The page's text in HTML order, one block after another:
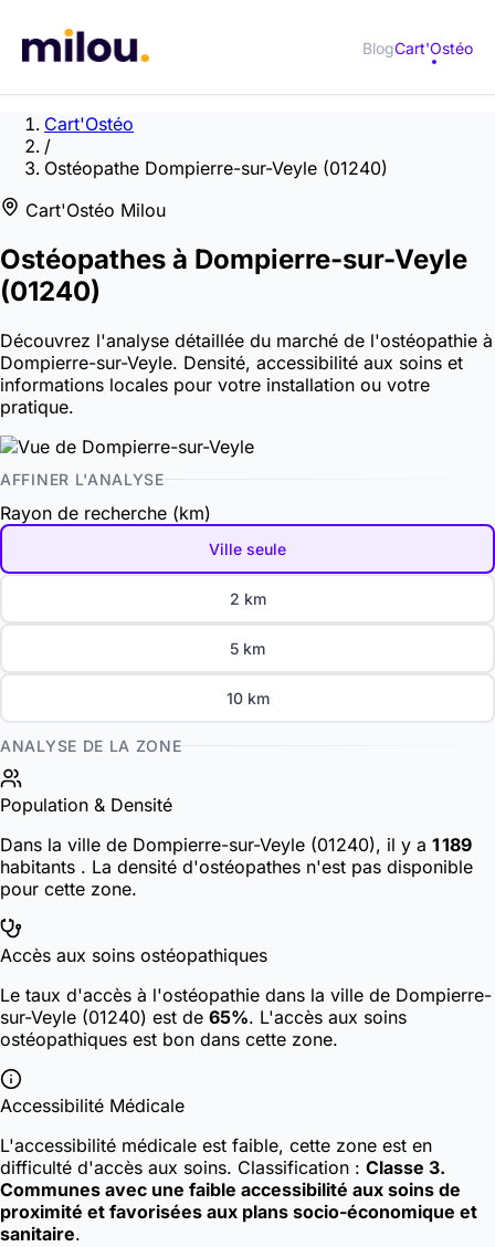
BlogCart'Ostéo
Cart'Ostéo
/
Ostéopathe Dompierre-sur-Veyle (01240)
Cart'Ostéo Milou
Ostéopathes à Dompierre-sur-Veyle
(01240)
Découvrez l'analyse détaillée du marché de l'ostéopathie à
Dompierre-sur-Veyle. Densité, accessibilité aux soins et
informations locales pour votre installation ou votre
pratique.
AFFINER L'ANALYSE
Rayon de recherche (km)
Ville seule
2 km
5 km
10 km
ANALYSE DE LA ZONE
Population & Densité
Dans la ville de Dompierre-sur-Veyle (01240), il y a 1 189
habitants . La densité d'ostéopathes n'est pas disponible
pour cette zone.
Accès aux soins ostéopathiques
Le taux d'accès à l'ostéopathie dans la ville de Dompierre-
sur-Veyle (01240) est de 65%. L'accès aux soins
ostéopathiques est bon dans cette zone.
Accessibilité Médicale
L'accessibilité médicale est faible, cette zone est en
difficulté d'accès aux soins. Classification : Classe 3.
Communes avec une faible accessibilité aux soins de
proximité et favorisées aux plans socio-économique et
sanitaire.